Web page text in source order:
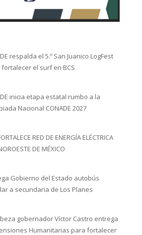
respalda el 5.º San Juanico LogFest
el surf en BCS
inicia etapa estatal rumbo a la
Nacional CONADE 2027
RED DE ENERGÍA ELÉCTRICA
DE MÉXICO
Gobierno del Estado autobús
a secundaria de Los Planes
gobernador Víctor Castro entrega
Humanitarias para fortalecer